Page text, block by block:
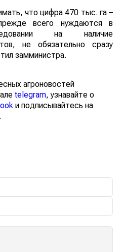
что цифра 470 тыс. га –
всего нуждаются в
на наличие
не обязательно сразу
замминистра.
агроновостей
telegram, узнавайте о
и подписывайтесь на
.